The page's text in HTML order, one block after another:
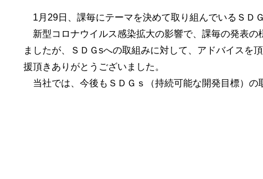
1月29日、課毎にテーマを決めて取り組んでいるＳＤ
新型コロナウイルス感染拡大の影響で、課毎の発表の
ましたが、ＳＤＧsへの取組みに対して、アドバイスを
援頂きありがとうございました。
当社では、今後もＳＤＧｓ（持続可能な開発目標）の